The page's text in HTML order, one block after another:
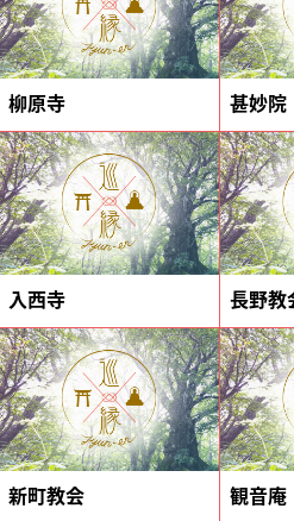
柳原寺 甚妙院
入西寺 長野教
新町教会 観音庵